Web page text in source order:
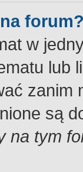
w
lub
są
na tym